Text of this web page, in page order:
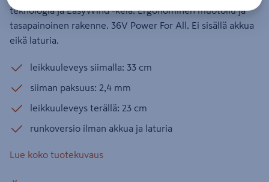
teknologia ja EasyWind -kela. Ergonominen muotoilu ja
tasapainoinen rakenne. 36V Power For All. Ei sisällä akkua
eikä laturia.
leikkuuleveys siimalla: 33 cm
siiman paksuus: 2,4 mm
leikkuuleveys terällä: 23 cm
runkoversio ilman akkua ja laturia
Lue koko tuotekuvaus